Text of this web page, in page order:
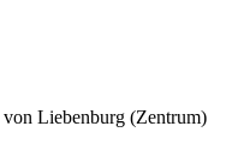
von Liebenburg (Zentrum)